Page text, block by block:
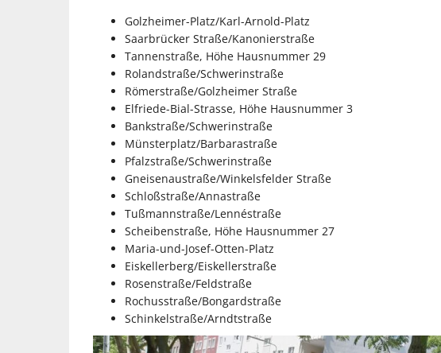
Golzheimer-Platz/Karl-Arnold-Platz
Saarbrücker Straße/Kanonierstraße
Tannenstraße, Höhe Hausnummer 29
Rolandstraße/Schwerinstraße
Römerstraße/Golzheimer Straße
Elfriede-Bial-Strasse, Höhe Hausnummer 3
Bankstraße/Schwerinstraße
Münsterplatz/Barbarastraße
Pfalzstraße/Schwerinstraße
Gneisenaustraße/Winkelsfelder Straße
Schloßstraße/Annastraße
Tußmannstraße/Lennéstraße
Scheibenstraße, Höhe Hausnummer 27
Maria-und-Josef-Otten-Platz
Eiskellerberg/Eiskellerstraße
Rosenstraße/Feldstraße
Rochusstraße/Bongardstraße
Schinkelstraße/Arndtstraße